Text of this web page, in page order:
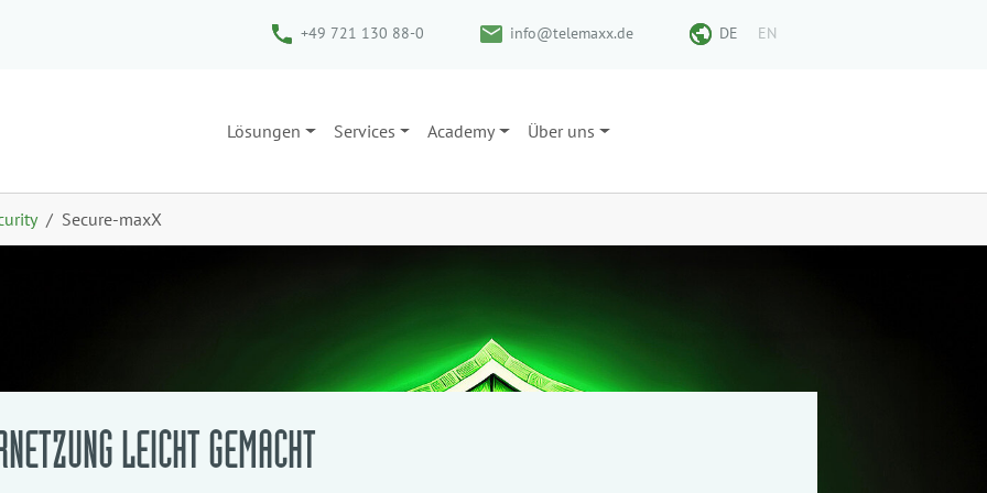
+49 721 130 88-0 info@telemaxx.de DE EN
Lösungen Services Academy Über uns
Secure-maxX
LEICHT GEMACHT